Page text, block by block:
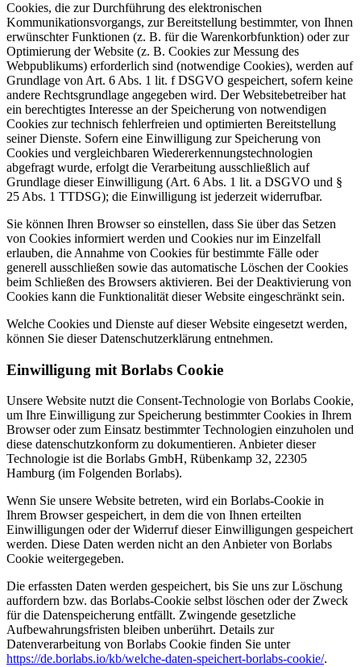
Cookies, die zur Durchführung des elektronischen
Kommunikationsvorgangs, zur Bereitstellung bestimmter, von Ihnen
erwünschter Funktionen (z. B. für die Warenkorbfunktion) oder zur
Optimierung der Website (z. B. Cookies zur Messung des
Webpublikums) erforderlich sind (notwendige Cookies), werden auf
Grundlage von Art. 6 Abs. 1 lit. f DSGVO gespeichert, sofern keine
andere Rechtsgrundlage angegeben wird. Der Websitebetreiber hat
ein berechtigtes Interesse an der Speicherung von notwendigen
Cookies zur technisch fehlerfreien und optimierten Bereitstellung
seiner Dienste. Sofern eine Einwilligung zur Speicherung von
Cookies und vergleichbaren Wiedererkennungstechnologien
abgefragt wurde, erfolgt die Verarbeitung ausschließlich auf
Grundlage dieser Einwilligung (Art. 6 Abs. 1 lit. a DSGVO und §
25 Abs. 1 TTDSG); die Einwilligung ist jederzeit widerrufbar.
Sie können Ihren Browser so einstellen, dass Sie über das Setzen
von Cookies informiert werden und Cookies nur im Einzelfall
erlauben, die Annahme von Cookies für bestimmte Fälle oder
generell ausschließen sowie das automatische Löschen der Cookies
beim Schließen des Browsers aktivieren. Bei der Deaktivierung von
Cookies kann die Funktionalität dieser Website eingeschränkt sein.
Welche Cookies und Dienste auf dieser Website eingesetzt werden,
können Sie dieser Datenschutzerklärung entnehmen.
Einwilligung mit Borlabs Cookie
Unsere Website nutzt die Consent-Technologie von Borlabs Cookie,
um Ihre Einwilligung zur Speicherung bestimmter Cookies in Ihrem
Browser oder zum Einsatz bestimmter Technologien einzuholen und
diese datenschutzkonform zu dokumentieren. Anbieter dieser
Technologie ist die Borlabs GmbH, Rübenkamp 32, 22305
Hamburg (im Folgenden Borlabs).
Wenn Sie unsere Website betreten, wird ein Borlabs-Cookie in
Ihrem Browser gespeichert, in dem die von Ihnen erteilten
Einwilligungen oder der Widerruf dieser Einwilligungen gespeichert
werden. Diese Daten werden nicht an den Anbieter von Borlabs
Cookie weitergegeben.
Die erfassten Daten werden gespeichert, bis Sie uns zur Löschung
auffordern bzw. das Borlabs-Cookie selbst löschen oder der Zweck
für die Datenspeicherung entfällt. Zwingende gesetzliche
Aufbewahrungsfristen bleiben unberührt. Details zur
Datenverarbeitung von Borlabs Cookie finden Sie unter
https://de.borlabs.io/kb/welche-daten-speichert-borlabs-cookie/.